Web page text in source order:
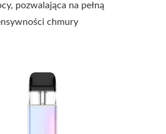
pozwalająca na pełną
chmury